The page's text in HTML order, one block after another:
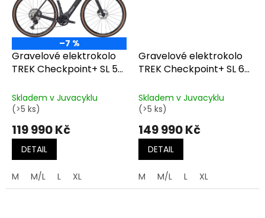
–7 %
Gravelové elektrokolo
TREK Checkpoint+ SL 5
Web
Skladem v Juvacyklu
(>5 ks)
119 990 Kč
DETAIL
M M/L L XL
Gravelové elektrokolo
TREK Checkpoint+ SL 6
Blue
Skladem v Juvacyklu
(>5 ks)
149 990 Kč
DETAIL
M M/L L XL